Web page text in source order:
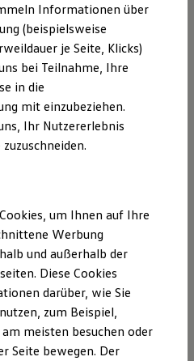
findenStark im Alltag.
neuen ID.3 Neo!
Informationen über
(beispielsweise
je Seite, Klicks)
bei Teilnahme, Ihre
in die
mit einzubeziehen.
Ihr Nutzererlebnis
um Ihnen auf Ihre
Werbung
und außerhalb der
Diese Cookies
darüber, wie Sie
zum Beispiel,
meisten besuchen oder
Seite bewegen. Der